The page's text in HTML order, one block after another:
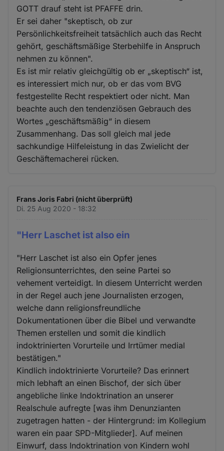
GOTT drauf steht ist PFAFFE drin.
Er sei daher "skeptisch, ob zur
Persönlichkeitsfreiheit tatsächlich auch das Recht
gehört, geschäftsmäßige Sterbehilfe in Anspruch
nehmen zu können".
Es ist mir relativ gleichgültig ob er „skeptisch“ ist,
es interessiert mich nur, ob er das vom BVG
festgestellte Recht respektiert oder nicht. Man
beachte auch den tendenziösen Gebrauch des
Wortes „geschäftsmäßig“ in diesem
Zusammenhang. Das soll gleich mal jede
sachkundige Hilfeleistung in das Zwielicht der
Geschäftemacherei rücken.
Frans Joris Fabri (nicht überprüft)
Di. 25 Aug 2020 - 18:32
"Herr Laschet ist also ein
"Herr Laschet ist also ein Opfer jenes
Religionsunterrichtes, den seine Partei so
vehement verteidigt. In diesem Unterricht werden
in der Regel auch jene Journalisten erzogen,
welche dann religionsfreundliche
Dokumentationen über die Bibel und verwandte
Themen erstellen und somit die kindlich
indoktrinierten Vorurteile und Irrtümer medial
bestätigen."
Kindlich indoktrinierte Vorurteile? Das erinnert
mich lebhaft an einen Bischof, der sich über
angebliche linke Indoktrination an unserer
Realschule aufregte [was ihm Denunzianten
zugetragen hatten - der Hintergrund: im Kollegium
waren ein paar SPD-Mitglieder]. Auf meinen
Einwurf, dass Indoktrination von Kindern wohl